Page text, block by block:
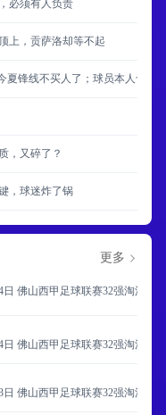
必须有人负责
上，贡萨洛却等不起
夏锋线不买人了；球员本人也不
，又碎了？
，球迷炸了锅
更多
骏成 VS 三七互娱 全场录像
日 佛山西甲足球联赛32强淘汰赛
南建设 VS 香港圣徒 全场录像
日 佛山西甲足球联赛32强淘汰赛
家青年 VS 广州英华思力U17 全
日 佛山西甲足球联赛32强淘汰赛